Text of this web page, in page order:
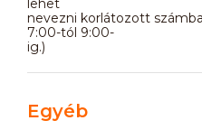
nevezni korlátozott
7:00-tól 9:00-
ig.)
Egyéb